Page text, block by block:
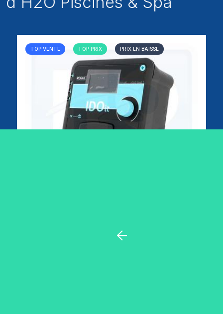
TOP VENTE TOP PRIX PRIX EN BAISSE
Electrolyseur au sel iDOit -